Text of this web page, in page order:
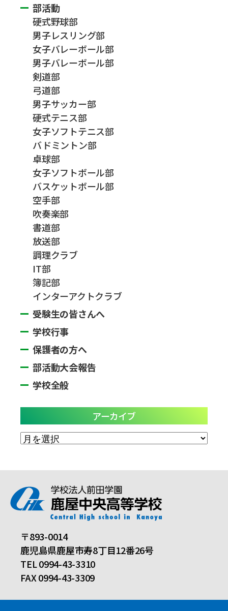
部活動
硬式野球部
男子レスリング部
女子バレーボール部
男子バレーボール部
剣道部
弓道部
男子サッカー部
硬式テニス部
女子ソフトテニス部
バドミントン部
卓球部
女子ソフトボール部
バスケットボール部
空手部
吹奏楽部
書道部
放送部
調理クラブ
IT部
簿記部
インターアクトクラブ
受験生の皆さんへ
学校行事
保護者の方へ
部活動大会報告
学校全般
アーカイブ
ア
ブ
〒893-0014
鹿児島県鹿屋市寿8丁目12番26号
TEL 0994-43-3310
FAX 0994-43-3309